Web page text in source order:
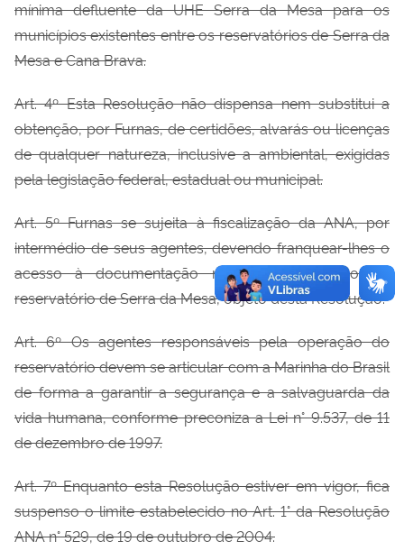
mínima defluente da UHE Serra da Mesa para os
municípios existentes entre os reservatórios de Serra da
Mesa e Cana Brava.
Art. 4º Esta Resolução não dispensa nem substitui a
obtenção, por Furnas, de certidões, alvarás ou licenças
de qualquer natureza, inclusive a ambiental, exigidas
pela legislação federal, estadual ou municipal.
Art. 5º Furnas se sujeita à fiscalização da ANA, por
intermédio de seus agentes, devendo franquear-lhes o
acesso à documentação relativa à operação do
reservatório de Serra da Mesa, objeto desta Resolução.
Art. 6º Os agentes responsáveis pela operação do
reservatório devem se articular com a Marinha do Brasil
de forma a garantir a segurança e a salvaguarda da
vida humana, conforme preconiza a Lei n° 9.537, de 11
de dezembro de 1997.
Art. 7º Enquanto esta Resolução estiver em vigor, fica
suspenso o limite estabelecido no Art. 1° da Resolução
ANA n° 529, de 19 de outubro de 2004.